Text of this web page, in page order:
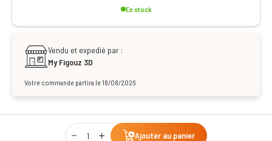
En stock
Vendu et expedié par :
My Figouz 3D
Votre commande partira le 18/08/2026
Qty
Ajouter au panier